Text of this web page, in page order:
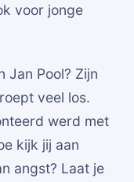
voor jonge
Jan Pool? Zijn
veel los.
werd met
kijk jij aan
angst? Laat je